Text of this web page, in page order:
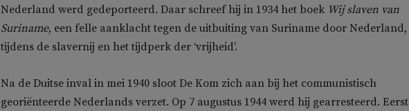
Nederland werd gedeporteerd. Daar schreef hij in 1934 het boek Wij slaven van
Suriname, een felle aanklacht tegen de uitbuiting van Suriname door Nederland,
tijdens de slavernij en het tijdperk der ‘vrijheid’.
Na de Duitse inval in mei 1940 sloot De Kom zich aan bij het communistisch
georiënteerde Nederlands verzet. Op 7 augustus 1944 werd hij gearresteerd. Eerst